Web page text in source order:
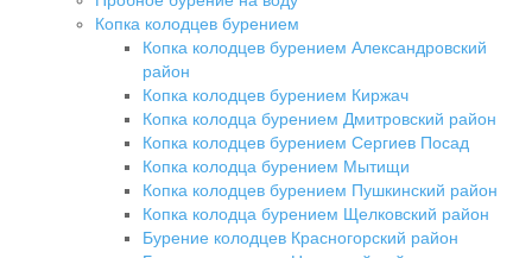
Копка колодцев бурением
Копка колодцев бурением Александровский
район
Копка колодцев бурением Киржач
Копка колодца бурением Дмитровский район
Копка колодцев бурением Сергиев Посад
Копка колодца бурением Мытищи
Копка колодцев бурением Пушкинский район
Копка колодца бурением Щелковский район
Бурение колодцев Красногорский район